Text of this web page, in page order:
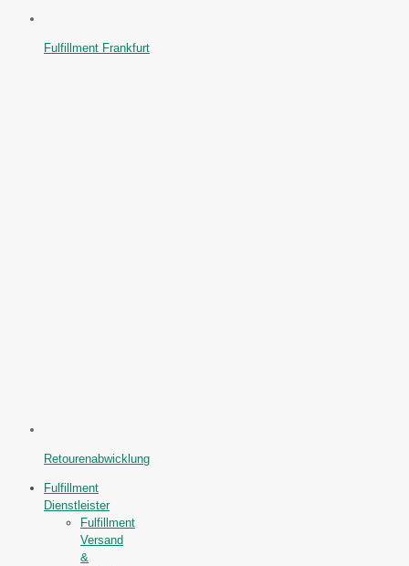
Fulfillment Frankfurt
Retourenabwicklung
Fulfillment
Dienstleister
Fulfillment
Versand
&